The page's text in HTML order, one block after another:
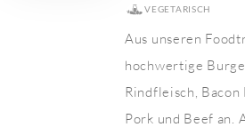
VEGETARISCH
Aus unseren
hochwertige
Rindfleisch,
Pork und Beef an.